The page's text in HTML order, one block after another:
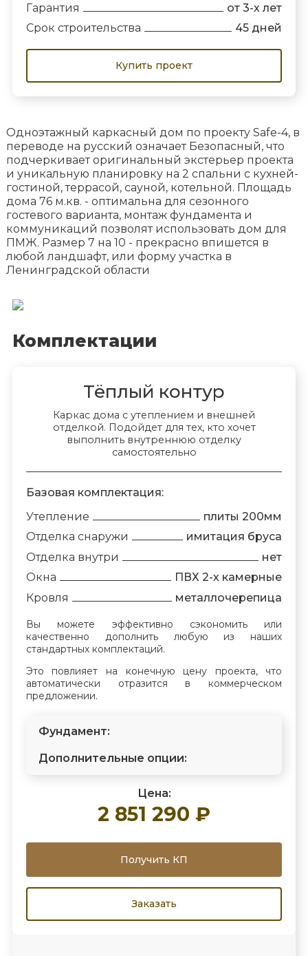
Гарантия
от 3-х лет
Срок строительства
45 дней
Купить проект
Одноэтажный каркасный дом по проекту Safe-4, в
переводе на русский означает Безопасный, что
подчеркивает оригинальный экстерьер проекта
и уникальную планировку на 2 спальни с кухней-
гостиной, террасой, сауной, котельной. Площадь
дома 76 м.кв. - оптимальна для сезонного
гостевого варианта, монтаж фундамента и
коммуникаций позволят использовать дом для
ПМЖ. Размер 7 на 10 - прекрасно впишется в
любой ландшафт, или форму участка в
Ленинградской области
Комплектации
Тёплый контур
Каркас дома с утеплением и внешней
отделкой. Подойдет для тех, кто хочет
выполнить внутреннюю отделку
самостоятельно
Базовая комплектация:
Утепление
плиты 200мм
Отделка снаружи
имитация бруса
Отделка внутри
нет
Окна
ПВХ 2-х камерные
Кровля
металлочерепица
Вы можете эффективно сэкономить или
качественно дополнить любую из наших
стандартных комплектаций.
Это повлияет на конечную цену проекта, что
автоматически отразится в коммерческом
предложении.
Фундамент:
Дополнительные опции:
Цена:
2 851 290 ₽
Получить КП
Заказать